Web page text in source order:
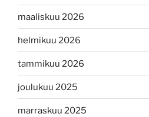
maaliskuu 2026
helmikuu 2026
tammikuu 2026
joulukuu 2025
marraskuu 2025